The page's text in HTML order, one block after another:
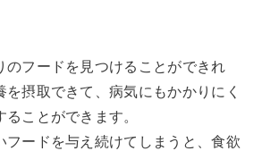
のフードを見つけることができれ
を摂取できて、病気にもかかりにく
ことができます。
フードを与え続けてしまうと、食欲